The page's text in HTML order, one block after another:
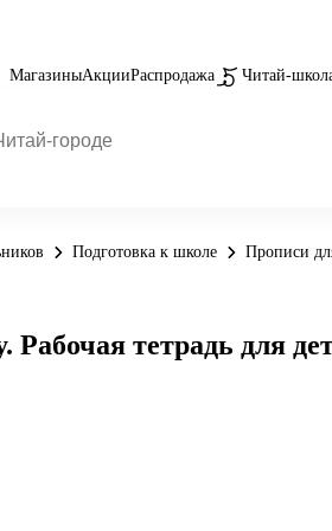
МагазиныАкцииРаспродажа Читай-
Подготовка к школе Прописи
тетрадь для